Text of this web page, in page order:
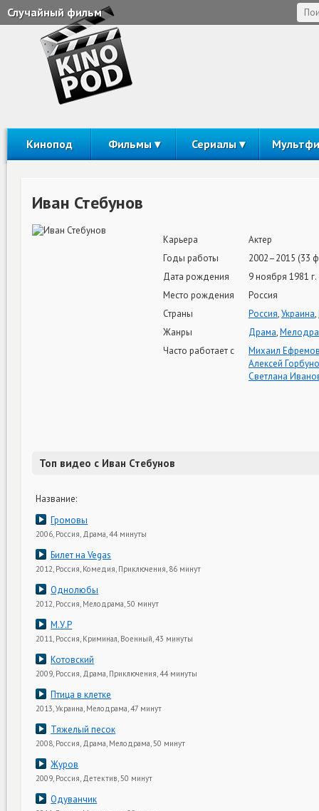
Случайный фильм
Кинопод Фильмы Сериалы
Иван Стебунов
Карьера
Актер
Годы работы
2002–2015 (33
Дата рождения
9 ноября 1981 г.
Место рождения
Россия
Страны
Россия,Украина,
Жанры
Драма,
Часто работает с
Михаил
Алексей
Светлана
Топ видео с Иван Стебунов
Название:
Громовы
2006, Россия, Драма, 44 минуты
Билет на Vegas
2012, Россия, Комедия, Приключения, 86 минут
Однолюбы
2012, Россия, Мелодрама, 50 минут
М.У.Р
2011, Россия, Криминал, Военный, 43 минуты
Котовский
2009, Россия, Драма, Приключения, 44 минуты
Птица в клетке
2013, Украина, Мелодрама, 47 минут
Тяжелый песок
2008, Россия, Драма, Мелодрама, 50 минут
Журов
2009, Россия, Детектив, 50 минут
Одуванчик